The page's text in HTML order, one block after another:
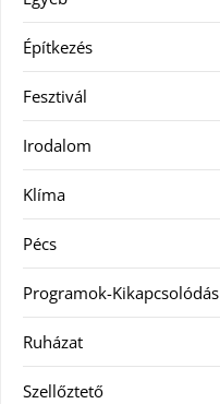
Építkezés
Fesztivál
Irodalom
Klíma
Pécs
Programok-Kikapcsolódás
Ruházat
Szellőztető